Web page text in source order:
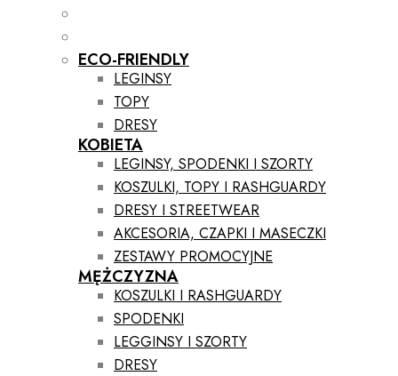
ECO-FRIENDLY
LEGINSY
TOPY
DRESY
KOBIETA
LEGINSY, SPODENKI I SZORTY
KOSZULKI, TOPY I RASHGUARDY
DRESY I STREETWEAR
AKCESORIA, CZAPKI I MASECZKI
ZESTAWY PROMOCYJNE
MĘŻCZYZNA
KOSZULKI I RASHGUARDY
SPODENKI
LEGGINSY I SZORTY
DRESY